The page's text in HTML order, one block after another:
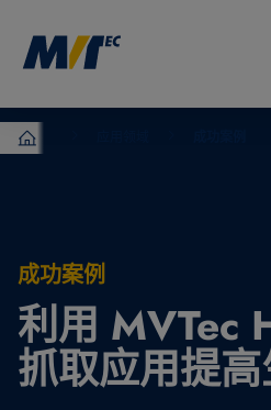
MVTec Software – 机器视觉专
成功案例
利用 MVTec
抓取应用提